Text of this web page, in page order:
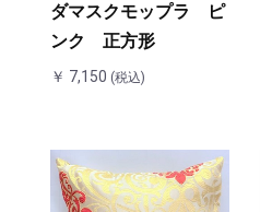
ダマスクモップラ ピ
ンク 正方形
￥ 7,150 (税込)